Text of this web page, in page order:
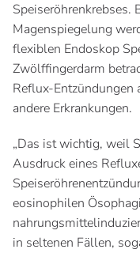
Speiseröhrenkrebses.
Magenspiegelung
flexiblen Endoskop
Zwölffingerdarm
Reflux-Entzündungen
andere Erkrankungen.
„Das ist wichtig, weil
Ausdruck eines
eosinophilen
in seltenen Fällen,